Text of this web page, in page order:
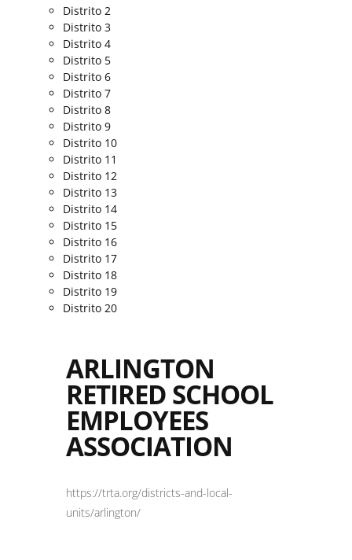
Distrito 2
Distrito 3
Distrito 4
Distrito 5
Distrito 6
Distrito 7
Distrito 8
Distrito 9
Distrito 10
Distrito 11
Distrito 12
Distrito 13
Distrito 14
Distrito 15
Distrito 16
Distrito 17
Distrito 18
Distrito 19
Distrito 20
ARLINGTON
RETIRED SCHOOL
EMPLOYEES
ASSOCIATION
https://trta.org/districts-and-local-
units/arlington/